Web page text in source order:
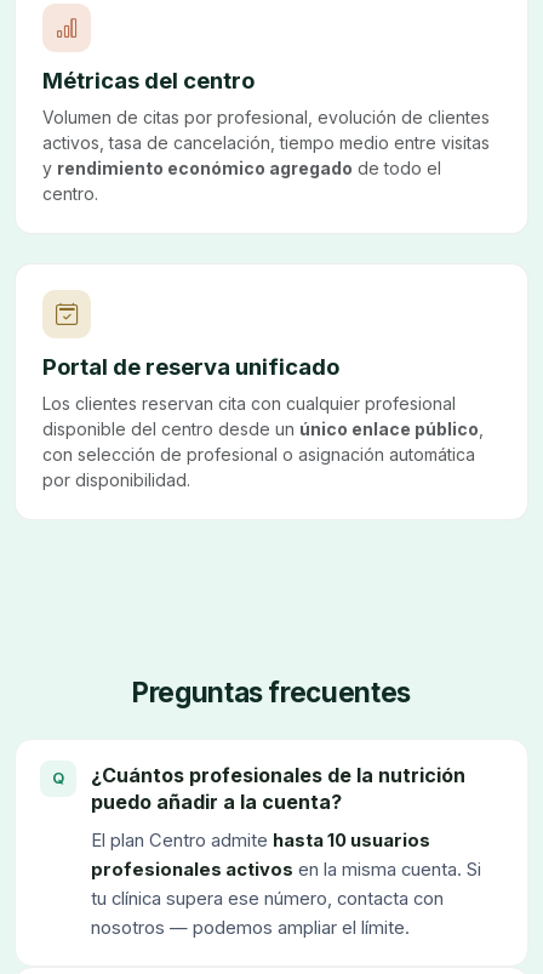
Métricas del centro
Volumen de citas por profesional, evolución de clientes
activos, tasa de cancelación, tiempo medio entre visitas
y rendimiento económico agregado de todo el
centro.
Portal de reserva unificado
Los clientes reservan cita con cualquier profesional
disponible del centro desde un único enlace público,
con selección de profesional o asignación automática
por disponibilidad.
Preguntas frecuentes
¿Cuántos profesionales de la nutrición
puedo añadir a la cuenta?
El plan Centro admite hasta 10 usuarios
profesionales activos en la misma cuenta. Si
tu clínica supera ese número, contacta con
nosotros — podemos ampliar el límite.